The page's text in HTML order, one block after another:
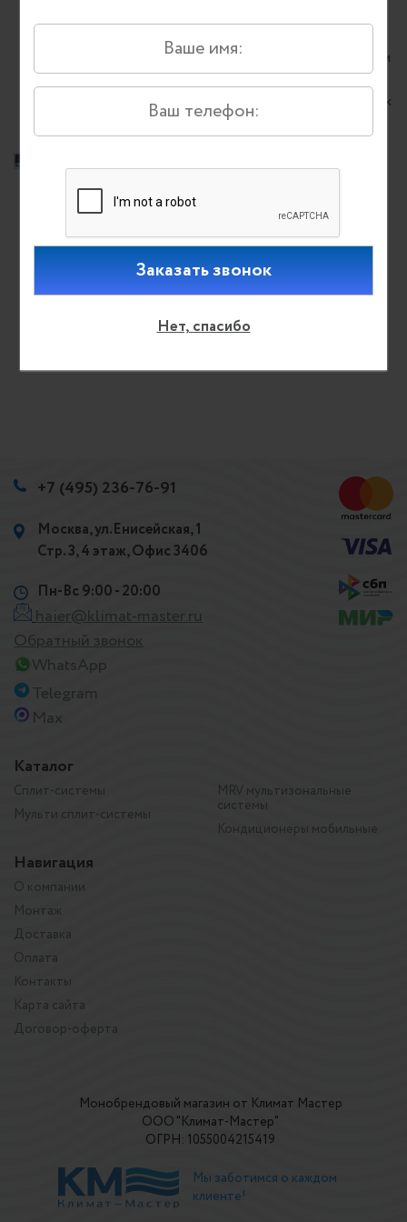
Нет, спасибо
используются 4 электропривода, каждый из
которых имеет независимое управление.• Заслонки
жалюзийных систем можно настроить в 6
различных позициях, что позволяет создать целых
1296 комбинаций воздухораспределения.
Супертонкий блок
Высота фанкойла модели 3 HP составляет всего
204 мм, что позволяет легко устанавливать его в
узких пространствах фальш-потолка и делает
процесс монтажа более простым и удобным.
Каталог
Сплит-системы
Мульти сплит-системы
MRV мультизональные
системы
Кондиционеры мобильные
Навигация
О компании
Монтаж
Доставка
Оплата
Контакты
Карта сайта
Договор-оферта
+7 (495) 236-76-91
Москва, ул.Енисейская, 1
Стр. 3, 4 этаж, Офис 3406
Пн-Вс 9:00 - 20:00
haier@klimat-master.ru
Обратный звонок
WhatsApp
Telegram
Max
Монобрендовый магазин от Климат Мастер
ООО "Климат-Мастер"
ОГРН: 1055004215419
Мы заботимся о каждом
клиенте!